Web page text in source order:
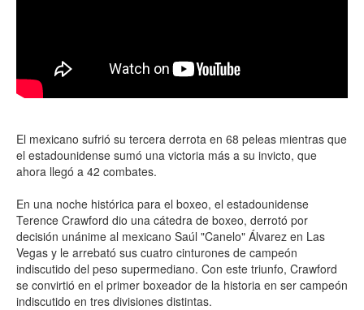
El mexicano sufrió su tercera derrota en 68 peleas mientras que
el estadounidense sumó una victoria más a su invicto, que
ahora llegó a 42 combates.
En una noche histórica para el boxeo, el estadounidense
Terence Crawford dio una cátedra de boxeo, derrotó por
decisión unánime al mexicano Saúl "Canelo" Álvarez en Las
Vegas y le arrebató sus cuatro cinturones de campeón
indiscutido del peso supermediano. Con este triunfo, Crawford
se convirtió en el primer boxeador de la historia en ser campeón
indiscutido en tres divisiones distintas.